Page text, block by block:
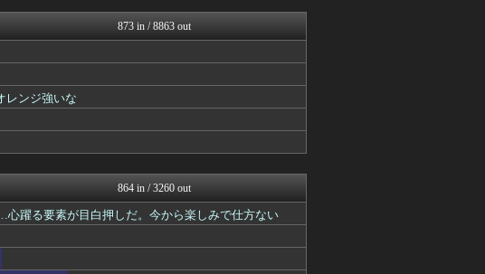
異世界転生まとめ速報
アニチャット
アニチャット
...
ジャンプ速報
んだ…
ガンダムブログ（情報戦仕様...
い男...
ガンプラ ログ
ない... あぁ^～こころがぴょんぴょ...
873 in / 8863 out
レンジ強いな
864 in / 3260 out
躍る要素が目白押しだ。今から楽しみで仕方ない